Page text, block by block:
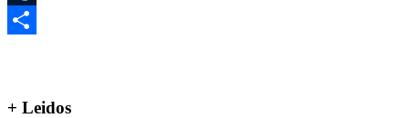
Tumblr
+ Leidos